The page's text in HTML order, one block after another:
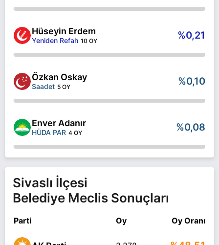
Hüseyin Erdem
Yeniden Refah 10 OY %0,21
Özkan Oskay
Saadet 5 OY %0,10
Enver Adanır
HÜDA PAR 4 OY %0,08
Sivaslı İlçesi
Belediye Meclis Sonuçları
Parti Oy Oy Oranı